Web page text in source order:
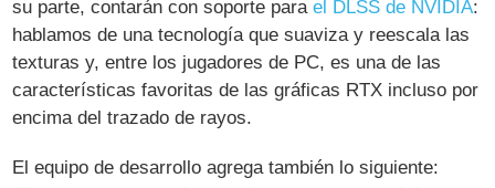
su parte, contarán con soporte parael DLSS de NVIDIA:
hablamos de una tecnología que suaviza y reescala las
texturas y, entre los jugadores de PC, es una de las
características favoritas de las gráficas RTX incluso por
encima del trazado de rayos.
El equipo de desarrollo agrega también lo siguiente: